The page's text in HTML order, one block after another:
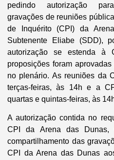
pedindo autorização
gravações de reuniões
de Inquérito (CPI) da
Subtenente Eliabe (SDD),
autorização se estenda à
proposições foram
no plenário. As reuniões da
terças-feiras, às 14h e a
quartas e quintas-feiras, às
A autorização contida no
CPI da Arena das Dunas,
compartilhamento das
CPI da Arena das Dunas